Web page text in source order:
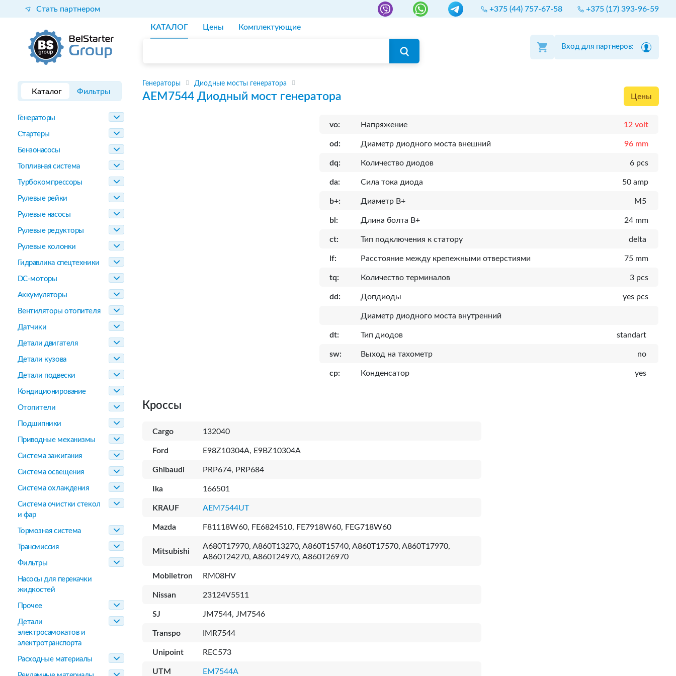
Стать партнером +375 (44) 757-67-58 +375 (17) 393-96-59
КАТАЛОГ Цены Комплектующие
Вход для партнеров:
Каталог Фильтры
Генераторы
Стартеры
Бензонасосы
Топливная система
Турбокомпрессоры
Рулевые рейки
Рулевые насосы
Рулевые редукторы
Рулевые колонки
Гидравлика спецтехники
DC-моторы
Аккумуляторы
Вентиляторы отопителя
Датчики
Детали двигателя
Детали кузова
Детали подвески
Кондиционирование
Отопители
Подшипники
Приводные механизмы
Система зажигания
Система освещения
Система охлаждения
Система очистки стекол
и фар
Тормозная система
Трансмиссия
Фильтры
Насосы для перекачки
жидкостей
Прочее
Детали
электросамокатов и
электротранспорта
Расходные материалы
Генераторы Диодные мосты генератора
AEM7544 Диодный мост генератора Цены
vo: Напряжение 12 volt
od: Диаметр диодного моста внешний 96 mm
dq: Количество диодов 6 pcs
da: Сила тока диода 50 amp
b+: Диаметр B+ M5
bl: Длина болта B+ 24 mm
ct: Тип подключения к статору delta
lf: Расcтояние между крепежными отверстиями 75 mm
tq: Количество терминалов 3 pcs
dd: Допдиоды yes pcs
Диаметр диодного моста внутренний
dt: Тип диодов standart
sw: Выход на тахометр no
cp: Конденсатор yes
Кроссы
Cargo 132040
Ford E98Z10304A, E9BZ10304A
Ghibaudi PRP674, PRP684
Ika 166501
KRAUF AEM7544UT
Mazda F81118W60, FE6824510, FE7918W60, FEG718W60
Mitsubishi
A680T17970, A860T13270, A860T15740, A860T17570, A860T17970,
A860T24270, A860T24970, A860T26970
Mobiletron RM08HV
Nissan 23124V5511
SJ JM7544, JM7546
Transpo IMR7544
Unipoint REC573
UTM EM7544A